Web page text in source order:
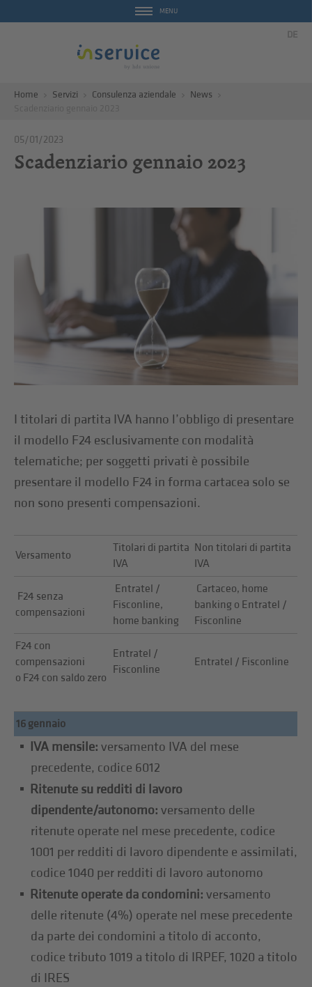
MENU
DE
Home Servizi Consulenza aziendale
News
05/01/2023
Scadenziario gennaio 2023
I titolari di partita IVA hanno l’obbligo di presentare
il modello F24 esclusivamente con modalità
telematiche; per soggetti privati è possibile
presentare il modello F24 in forma cartacea solo se
non sono presenti compensazioni.
Versamento
Titolari di partita
IVA
Non titolari di partita
IVA
F24 senza
compensazioni
Entratel /
Fisconline,
home banking
Cartaceo, home
banking o Entratel /
Fisconline
F24 con
compensazioni
o F24 con saldo zero
Entratel /
Fisconline
Entratel / Fisconline
16 gennaio
IVA mensile:versamento IVA del mese
precedente, codice 6012
Ritenute su redditi di lavoro
dipendente/autonomo: versamento delle
ritenute operate nel mese precedente, codice
1001 per redditi di lavoro dipendente e assimilati,
codice 1040 per redditi di lavoro autonomo
Ritenute operate da condomini: versamento
delle ritenute (4%) operate nel mese precedente
da parte dei condomini a titolo di acconto,
codice tributo 1019 a titolo di IRPEF, 1020 a titolo
di IRES